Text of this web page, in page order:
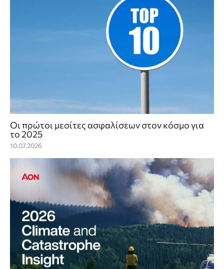
Οι πρώτοι μεσίτες ασφαλίσεων στον κόσμο για
το 2025
10.07.2026